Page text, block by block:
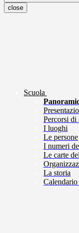
close
Scuola
Percorsi di
I luoghi
Le persone
I numeri
Le carte
La storia